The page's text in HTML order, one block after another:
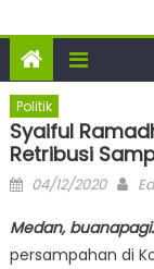
Politik
Syaiful
Retribusi
Posted
04/12/2020
Medan,
persampahan di